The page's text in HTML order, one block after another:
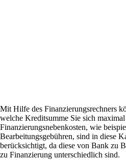
Mit Hilfe des Finanzierungsrechners
welche Kreditsumme Sie sich
Finanzierungsnebenkosten, wie
Bearbeitungsgebühren, sind in diese
berücksichtigt, da diese von Bank zu
zu Finanzierung unterschiedlich sind.